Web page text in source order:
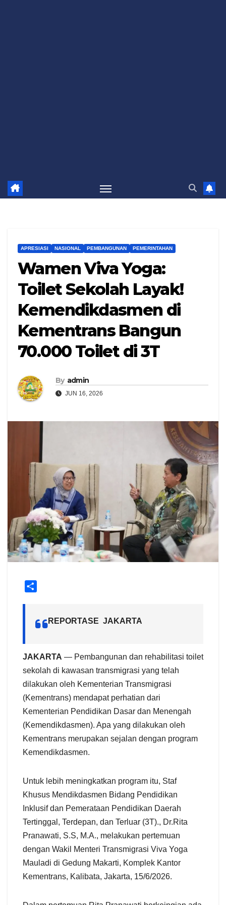
APRESIASI NASIONAL PEMBANGUNAN PEMERINTAHAN
Wamen Viva Yoga:
Toilet Sekolah Layak!
Kemendikdasmen di
Kementrans Bangun
70.000 Toilet di 3T
By admin
JUN 16, 2026
r
REPORTASE JAKARTA
JAKARTA — Pembangunan dan rehabilitasi toilet
sekolah di kawasan transmigrasi yang telah
dilakukan oleh Kementerian Transmigrasi
(Kementrans) mendapat perhatian dari
Kementerian Pendidikan Dasar dan Menengah
(Kemendikdasmen). Apa yang dilakukan oleh
Kementrans merupakan sejalan dengan program
Kemendikdasmen.
Untuk lebih meningkatkan program itu, Staf
Khusus Mendikdasmen Bidang Pendidikan
Inklusif dan Pemerataan Pendidikan Daerah
Tertinggal, Terdepan, dan Terluar (3T)., Dr.Rita
Pranawati, S.S, M.A., melakukan pertemuan
dengan Wakil Menteri Transmigrasi Viva Yoga
Mauladi di Gedung Makarti, Komplek Kantor
Kementrans, Kalibata, Jakarta, 15/6/2026.